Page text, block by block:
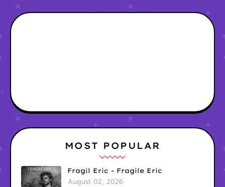
MOST POPULAR
Fragil Eric - Fragile Eric
August 02, 2026